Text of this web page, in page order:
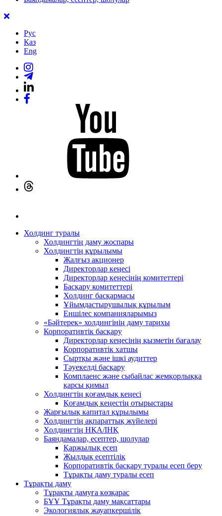
Рус
Қаз
Eng
Холдинг туралы
Холдингтің даму жоспары
Холдингтің құрылымы
Жалғыз акционер
Директорлар кеңесі
Директорлар кеңесінің комитеттері
Басқару комитеттері
Холдинг басқармасы
Ұйымдастырушылық құрылым
Еншілес компанияларымыз
«Бәйтерек» холдингінің даму тарихы
Корпоративтік басқару
Директорлар кеңесінің қызметін бағалау
Корпоративтік хатшы
Сыртқы және ішкі аудиттер
Тәуекелді басқару
Комплаенс және сыбайлас жемқорлыққа
қарсы қимыл
Холдингтің қоғамдық кеңесі
Қоғамдық кеңестің отырыстары
Жарғылық капитал құрылымы
Холдингтің ақпараттық жүйелері
Холдингтің НҚА/ІНҚ
Баяндамалар, есептер, шолулар
Қаржылық есеп
Жылдық есептілік
Корпоративтік басқару туралы есеп беру
Тұрақты даму туралы есеп
Тұрақты даму
Тұрақты дамуға көзқарас
БҰҰ Тұрақты даму мақсаттары
Экологиялық жауапкершілік